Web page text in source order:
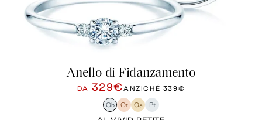
Anello di Fidanzamento
DA 329€ANZICHÉ 339€
Ob Or Oa Pt